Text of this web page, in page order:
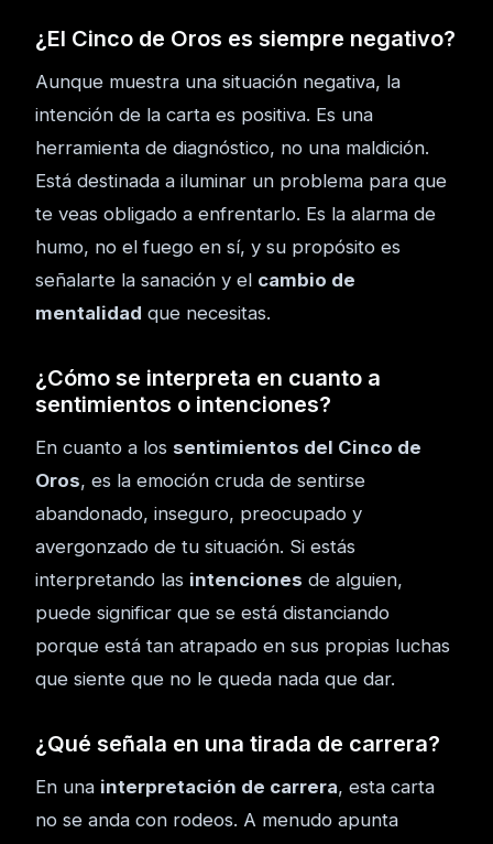
¿El Cinco de Oros es siempre negativo?
Aunque muestra una situación negativa, la
intención de la carta es positiva. Es una
herramienta de diagnóstico, no una maldición.
Está destinada a iluminar un problema para que
te veas obligado a enfrentarlo. Es la alarma de
humo, no el fuego en sí, y su propósito es
señalarte la sanación y el cambio de
mentalidad que necesitas.
¿Cómo se interpreta en cuanto a
sentimientos o intenciones?
En cuanto a los sentimientos del Cinco de
Oros, es la emoción cruda de sentirse
abandonado, inseguro, preocupado y
avergonzado de tu situación. Si estás
interpretando las intenciones de alguien,
puede significar que se está distanciando
porque está tan atrapado en sus propias luchas
que siente que no le queda nada que dar.
¿Qué señala en una tirada de carrera?
En una interpretación de carrera, esta carta
no se anda con rodeos. A menudo apunta